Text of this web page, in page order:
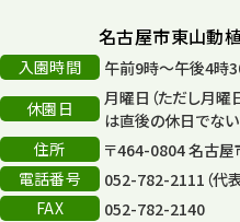
再生
再生フォーラム
80周年
その他
名古屋市東山動
入園時間
午前9時～午後4時
休園日
月曜日（ただし月
は直後の休日でな
住所
〒464-0804 名古
電話番号
052-782-2111（代表
FAX
052-782-2140